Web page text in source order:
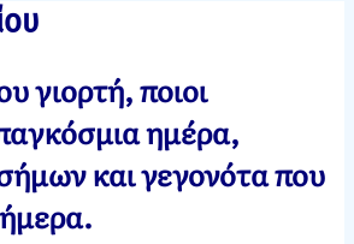
γιορτή, ποιοι
ημέρα,
και γεγονότα που